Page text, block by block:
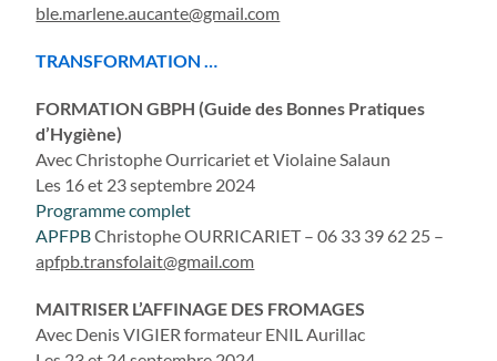
ble.marlene.aucante@gmail.com
TRANSFORMATION …
FORMATION GBPH (Guide des Bonnes Pratiques
d’Hygiène)
Avec Christophe Ourricariet et Violaine Salaun
Les 16 et 23 septembre 2024
Programme complet
APFPBChristophe OURRICARIET – 06 33 39 62 25 –
apfpb.transfolait@gmail.com
MAITRISER L’AFFINAGE DES FROMAGES
Avec Denis VIGIER formateur ENIL Aurillac